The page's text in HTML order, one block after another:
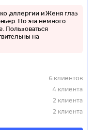
,аллергии и Женя глаз
Но эта немного
Пользоваться
на
6 клиентов
4 клиента
2 клиента
2 клиента